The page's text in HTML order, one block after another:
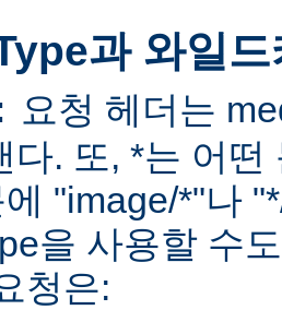
과 와일드
요청 헤더는
다. 또, *는 어
"image/*"나
을 사용할 수
청은: